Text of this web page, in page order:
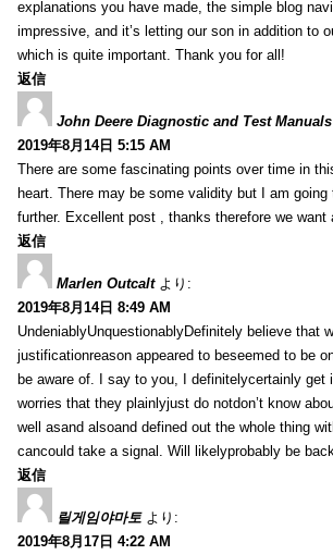
explanations you have made, the simple blog
impressive, and it’s letting our son in addition to
which is quite important. Thank you for all!
返信
John Deere Diagnostic and Test Manuals
2019年8月14日 5:15 AM
There are some fascinating points over time in
heart. There may be some validity but I am
further. Excellent post , thanks therefore we
返信
Marlen Outcalt より:
2019年8月14日 8:49 AM
UndeniablyUnquestionablyDefinitely believe that
justificationreason appeared to beseemed to be
be aware of. I say to you, I definitelycertainly get
worries that they plainlyjust do notdon’t know
well asand alsoand defined out the whole thing
cancould take a signal. Will likelyprobably be
返信
릴게임야마토 より:
2019年8月17日 4:22 AM